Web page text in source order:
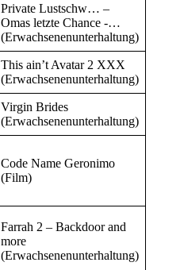
Private Lustschw… –
Omas letzte Chance -…
(Erwachsenenunterhaltung)
This ain’t Avatar 2 XXX
(Erwachsenenunterhaltung)
Virgin Brides
(Erwachsenenunterhaltung)
Code Name Geronimo
(Film)
Farrah 2 – Backdoor and
more
(Erwachsenenunterhaltung)